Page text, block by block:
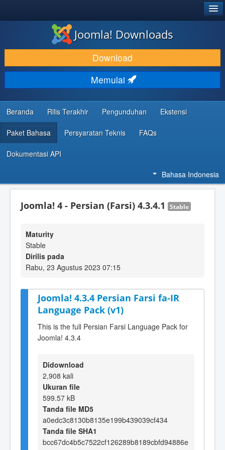
DOWNLOAD & KEMBANGKAN
TEMUKAN & PELAJARI
DUKUNGAN & KOMUNITAS
REFERENSI DEVELOPER
Joomla! Downloads
Download
Memulai
Beranda Rilis Terakhir Pengunduhan Ekstensi
Paket Bahasa Persyaratan Teknis FAQs
Dokumentasi API
Bahasa Indonesia
Joomla! 4 - Persian (Farsi) 4.3.4.1 Stable
Maturity
Stable
Dirilis pada
Rabu, 23 Agustus 2023 07:15
Joomla! 4.3.4 Persian Farsi fa-IR
Language Pack (v1)
This is the full Persian Farsi Language Pack for
Joomla! 4.3.4
Didownload
2,908 kali
Ukuran file
599.57 kB
Tanda file MD5
a0edc3c8130b8135e199b439039cf434
Tanda file SHA1
bcc67dc4b5c7522cf126289b8189cbfd94886e